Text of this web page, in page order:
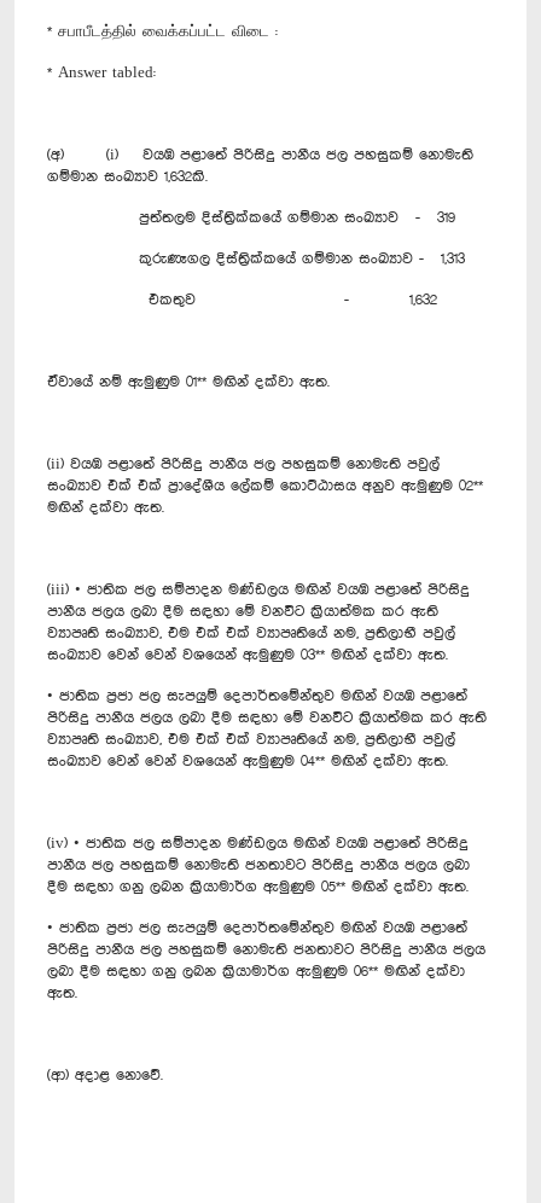
* சபாபீடத்தில் வைக்கப்பட்ட விடை :
* Answer tabled:
(අ) (i) වයඹ පළාතේ පිරිසිදු පානීය ජල පහසුකම් නොමැති
ගම්මාන සංඛ්‍යාව 1,632කි.
පුත්තලම දිස්ත්‍රික්කයේ ගම්මාන සංඛ්‍යාව - 319
කුරුණෑගල දිස්ත්‍රික්කයේ ගම්මාන සංඛ්‍යාව - 1,313
එකතුව - 1,632
ඒවායේ නම් ඇමුණුම 01** මඟින් දක්වා ඇත.
(ii) වයඹ පළාතේ පිරිසිදු පානීය ජල පහසුකම් නොමැති පවුල්
සංඛ්‍යාව එක් එක් ප්‍රාදේශීය ලේකම් කොට්ඨාසය අනුව ඇමුණුම 02**
මඟින් දක්වා ඇත.
(iii) • ජාතික ජල සම්පාදන මණ්ඩලය මඟින් වයඹ පළාතේ පිරිසිදු
පානීය ජලය ලබා දීම සඳහා මේ වනවිට ක්‍රියාත්මක කර ඇති
ව්‍යාපෘති සංඛ්‍යාව, එම එක් එක් ව්‍යාපෘතියේ නම, ප්‍රතිලාභී පවුල්
සංඛ්‍යාව වෙන් වෙන් වශයෙන් ඇමුණුම 03** මඟින් දක්වා ඇත.
• ජාතික ප්‍රජා ජල සැපයුම් දෙපාර්තමේන්තුව මඟින් වයඹ පළාතේ
පිරිසිදු පානීය ජලය ලබා දීම සඳහා මේ වනවිට ක්‍රියාත්මක කර ඇති
ව්‍යාපෘති සංඛ්‍යාව, එම එක් එක් ව්‍යාපෘතියේ නම, ප්‍රතිලාභී පවුල්
සංඛ්‍යාව වෙන් වෙන් වශයෙන් ඇමුණුම 04** මඟින් දක්වා ඇත.
(iv) • ජාතික ජල සම්පාදන මණ්ඩලය මඟින් වයඹ පළාතේ පිරිසිදු
පානීය ජල පහසුකම් නොමැති ජනතාවට පිරිසිදු පානීය ජලය ලබා
දීම සඳහා ගනු ලබන ක්‍රියාමාර්ග ඇමුණුම 05** මඟින් දක්වා ඇත.
• ජාතික ප්‍රජා ජල සැපයුම් දෙපාර්තමේන්තුව මඟින් වයඹ පළාතේ
පිරිසිදු පානීය ජල පහසුකම් නොමැති ජනතාවට පිරිසිදු පානීය ජලය
ලබා දීම සඳහා ගනු ලබන ක්‍රියාමාර්ග ඇමුණුම 06** මඟින් දක්වා
ඇත.
(ආ) අදාළ නොවේ.